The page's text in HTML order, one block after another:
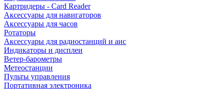
Картридеры - Card Reader
Аксессуары для навигаторов
Аксессуары для часов
Ротаторы
Аксессуары для радиостанций и аис
Индикаторы и дисплеи
Ветер-барометры
Метеостанции
Пульты управления
Портативная электроника